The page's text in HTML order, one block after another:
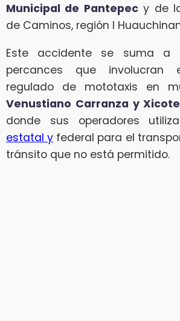
Municipal de Pantepecy de
de Caminos, región I
Este accidente se suma a
percances que involucran
regulado de mototaxis en
Venustiano Carranza y
donde sus operadores
estatal y federal para el
tránsito que no está permitido.